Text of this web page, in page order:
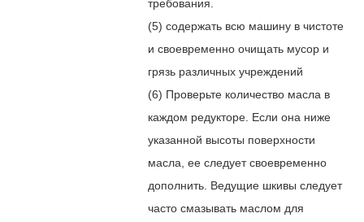
требования.
(5) содержать всю машину в чистоте
и своевременно очищать мусор и
грязь различных учреждений
(6) Проверьте количество масла в
каждом редукторе. Если она ниже
указанной высоты поверхности
масла, ее следует своевременно
дополнить. Ведущие шкивы следует
часто смазывать маслом для